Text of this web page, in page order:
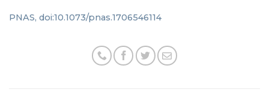
PNAS, doi:10.1073/pnas.1706546114